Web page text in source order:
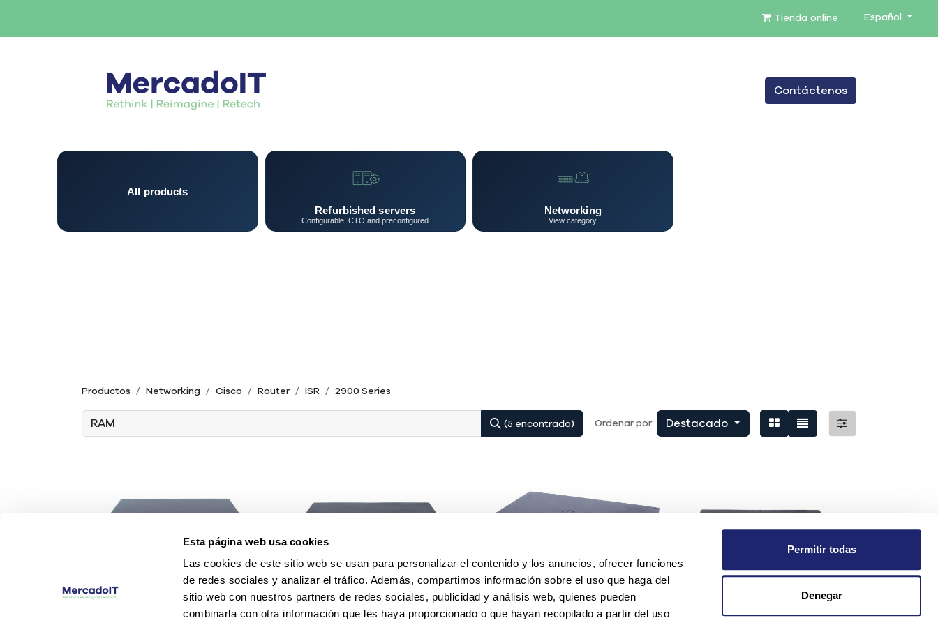
Esta página web usa cookies
Las cookies de este sitio web se usan para personalizar el contenido y los anuncios, ofrecer funciones
de redes sociales y analizar el tráfico. Además, compartimos información sobre el uso que haga del
sitio web con nuestros partners de redes sociales, publicidad y análisis web, quienes pueden
combinarla con otra información que les haya proporcionado o que hayan recopilado a partir del uso
Permitir todas
Denegar
Tienda online Español
BLOG
Contáctenos
All products
Refurbished servers
Configurable, CTO and preconfigured
Networking
View category
Productos Networking Cisco Router ISR 2900 Series
(5 encontrado) Ordenar por: Destacado